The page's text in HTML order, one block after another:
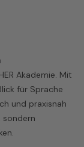
Akademie. Mit
für Sprache
und praxisnah
sondern